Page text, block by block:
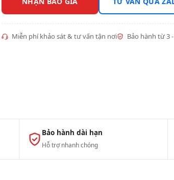
Miễn phí khảo sát & tư vấn tận nơi Bảo hành từ 3
Bảo hành dài hạn
Hỗ trợ nhanh chóng